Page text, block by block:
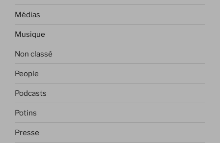
Médias
Musique
Non classé
People
Podcasts
Potins
Presse